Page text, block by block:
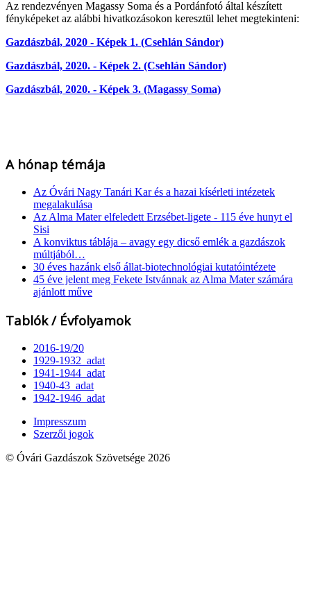
Az rendezvényen Magassy Soma és a Pordánfotó által készített
fényképeket az alábbi hivatkozásokon keresztül lehet megtekinteni:
Gazdászbál, 2020 - Képek 1. (Csehlán Sándor)
Gazdászbál, 2020. - Képek 2. (Csehlán Sándor)
Gazdászbál, 2020. - Képek 3. (Magassy Soma)
A hónap témája
Az Óvári Nagy Tanári Kar és a hazai kísérleti intézetek
megalakulása
Az Alma Mater elfeledett Erzsébet-ligete - 115 éve hunyt el
Sisi
A konviktus táblája – avagy egy dicső emlék a gazdászok
múltjából…
30 éves hazánk első állat-biotechnológiai kutatóintézete
45 éve jelent meg Fekete Istvánnak az Alma Mater számára
ajánlott műve
Tablók / Évfolyamok
2016-19/20
1929-1932_adat
1941-1944_adat
1940-43_adat
1942-1946_adat
Impresszum
Szerzői jogok
© Óvári Gazdászok Szövetsége 2026